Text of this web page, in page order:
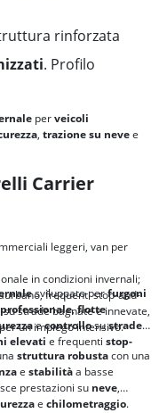
rinforzata
. Profilo
perveicoli
, trazione su nevee
Carrier
leggeri, van per
in condizioni invernali;
frequenti stop-and-
strade bagnate e innevate,
un impiego intensivo.
sviluppato perfurgoni
,flotte
econtrollosustrade
elevati e frequenti stop-
struttura robustacon una
e stabilitàa basse
prestazioni su neve,
e chilometraggio.